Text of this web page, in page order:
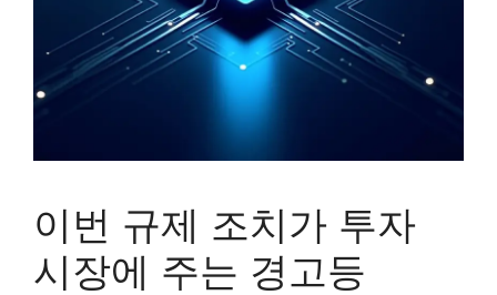
이번 규제 조치가 투자
시장에 주는 경고등